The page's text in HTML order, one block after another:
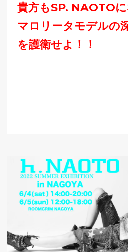
貴方もSP. NAOTO
マロリータモデル
を護衛せよ！！